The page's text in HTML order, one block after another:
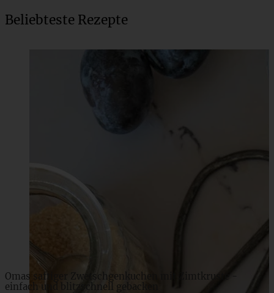
Einfacher und saftiger Erdbeer-Rhabarberkuchen mit
Beliebteste Rezepte
Omas saftiger Zwetschgenkuchen mit Zimtkruste -
einfach und blitzschnell gebacken